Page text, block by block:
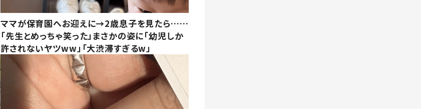
ママが保育園へお迎えに→2歳息子を見たら……
「先生とめっちゃ笑った」まさかの姿に「幼児しか
許されないヤツww」「大渋滞すぎるw」